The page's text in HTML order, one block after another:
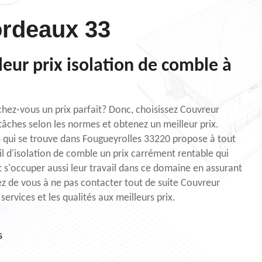
33
prix isolation de comble à
vous un prix parfait? Donc, choisissez Couvreur
selon les normes et obtenez un meilleur prix.
se trouve dans Fougueyrolles 33220 propose à tout
d'isolation de comble un prix carrément rentable qui
aussi leur travail dans ce domaine en assurant
de vous à ne pas contacter tout de suite Couvreur
et les qualités aux meilleurs prix.